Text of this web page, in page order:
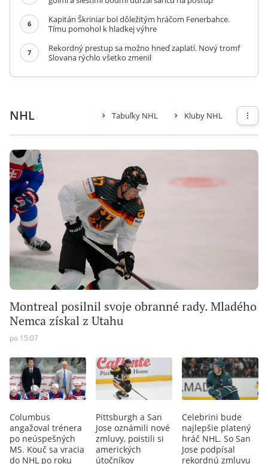
6
Kapitán Škriniar bol dôležitým hráčom Fenerbahce.
Tímu pomohol k hladkej výhre
7
Rekordný prestup sa možno hneď zaplatí. Nový tromf
Slovana rýchlo všetko zmenil
NHL Tabuľky NHL Kluby NHL
Montreal posilnil svoje obranné rady. Mladého
Nemca získal z Utahu
po 15:07
Columbus
angažoval trénera
po neúspešných
MS. Kouč sa vracia
do NHL po roku
Pittsburgh a San
Jose oznámili nové
zmluvy, poistili si
amerických
útočníkov
Celebrini bude
najlepšie platený
hráč NHL. So San
Jose podpísal
rekordnú zmluvu